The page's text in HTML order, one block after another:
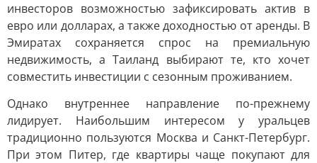
инвесторов возможностью зафиксировать актив в
евро или долларах, а также доходностью от аренды. В
Эмиратах сохраняется спрос на премиальную
недвижимость, а Таиланд выбирают те, кто хочет
совместить инвестиции с сезонным проживанием.
Однако внутреннее направление по-прежнему
лидирует. Наибольшим интересом у уральцев
традиционно пользуются Москва и Санкт-Петербург.
При этом Питер, где квартиры чаще покупают для